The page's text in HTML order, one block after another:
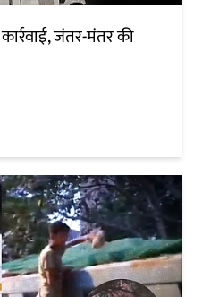
जंतर-मंतर की